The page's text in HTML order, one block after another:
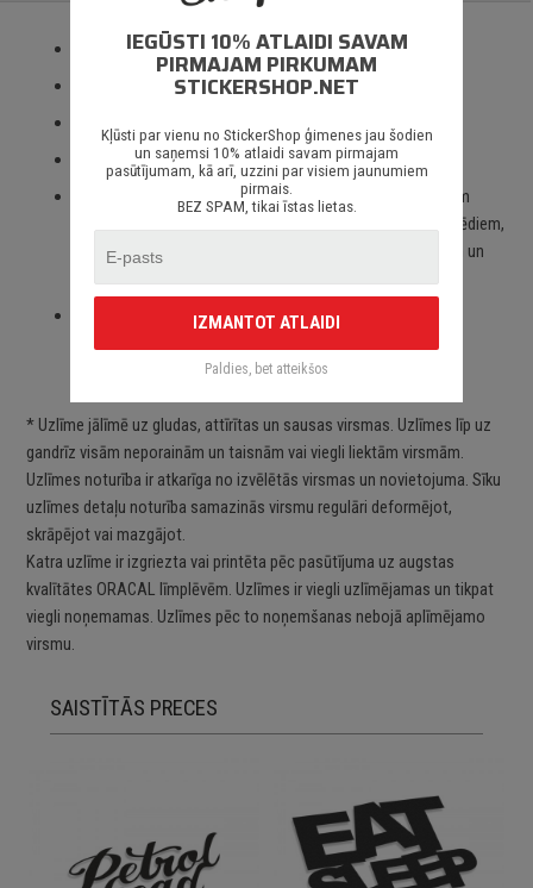
Izmantotas tikai augstas kvalitātes ORACAL līmplēves;
100% mitrumizturība;
Spēcīgs līmes slānis;
Paredzēts priekš auto stikliem, virsbūves daļām, krāsotām
virsmām, portatīvajiem/stacionārajiem datoriem, velosipēdiem,
motocikliem un motorolleriem, kā arī visām citām gludām un
Piegāde Latvijā un citviet pasaulē bez jebkādiem
ierobežojumiem.
* Uzlīme jālīmē uz gludas, attīrītas un sausas virsmas. Uzlīmes līp uz
gandrīz visām neporainām un taisnām vai viegli liektām virsmām.
Uzlīmes noturība ir atkarīga no izvēlētās virsmas un novietojuma. Sīku
uzlīmes detaļu noturība samazinās virsmu regulāri deformējot,
skrāpējot vai mazgājot.
Katra uzlīme ir izgriezta vai printēta pēc pasūtījuma uz augstas
kvalītātes ORACAL līmplēvēm. Uzlīmes ir viegli uzlīmējamas un tikpat
viegli noņemamas. Uzlīmes pēc to noņemšanas nebojā aplīmējamo
virsmu.
SAISTĪTĀS PRECES
IEGŪSTI 10% ATLAIDI SAVAM
PIRMAJAM PIRKUMAM
STICKERSHOP.NET
Kļūsti par vienu no StickerShop ģimenes jau šodien
un saņemsi 10% atlaidi savam pirmajam
pasūtījumam, kā arī, uzzini par visiem jaunumiem
pirmais.
BEZ SPAM, tikai īstas lietas.
IZMANTOT ATLAIDI
Paldies, bet atteikšos